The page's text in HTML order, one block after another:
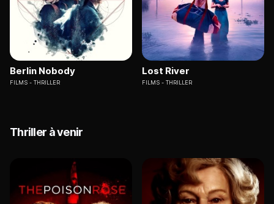
Berlin Nobody
FILMS THRILLER
Lost River
FILMS THRILLER
Thriller à venir